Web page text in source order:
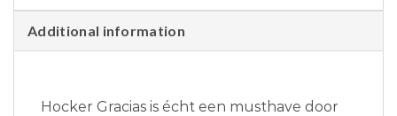
Additional information
Hocker Gracias is écht een musthave door